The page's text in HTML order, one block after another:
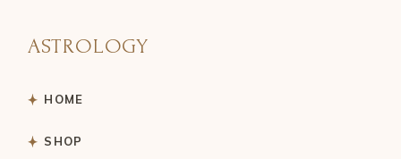
ASTROLOGY
HOME
SHOP